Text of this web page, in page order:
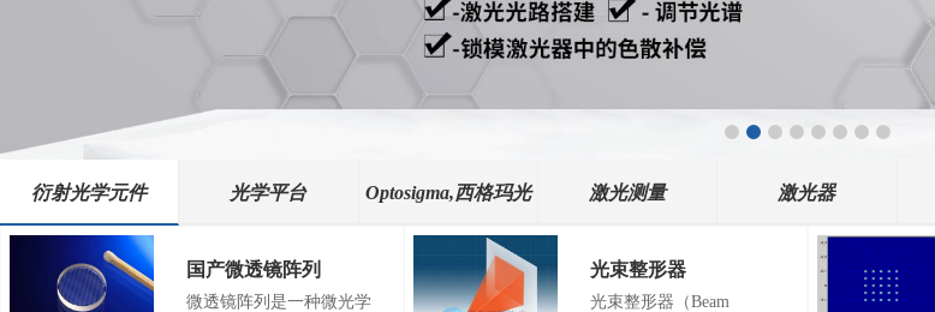
衍射光学元件 光学平台 Optosigma,西格玛光 激光测量 激光器
国产微透镜阵列
微透镜阵列是一种微光学
光束整形器
光束整形器（Beam